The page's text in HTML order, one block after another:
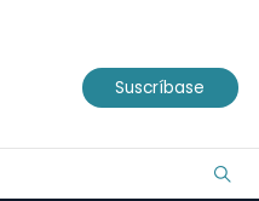
Suscríbase